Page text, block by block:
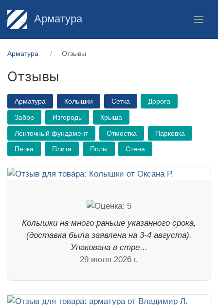
Арматура
Арматура Отзывы
Отзывы
Арматура Колышки Сетка Дорога
Забор Изгородь Крыша
Ленточный фундамент Отмостка Парковка
Печка Плита Полы Стена
Колышки на много раньше указанного срока,
(доставка была заявлена на 3-4 августа).
Упакована в стре…
29 июля 2026 г.